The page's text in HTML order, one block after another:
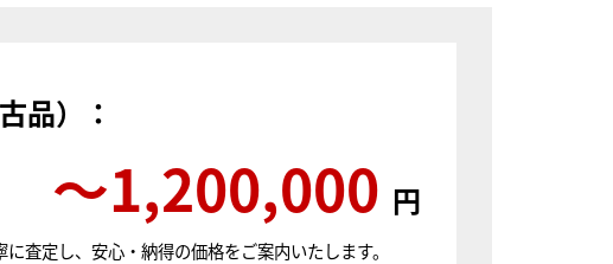
品）：
〜1,200,000 円
査定し、安心・納得の価格をご案内いたします。